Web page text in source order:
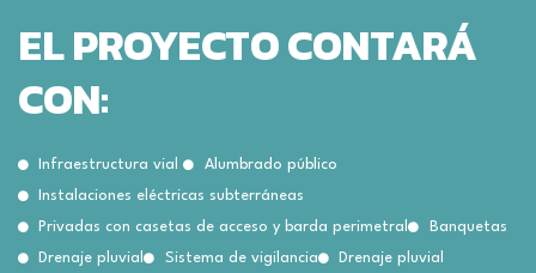
EL PROYECTO CONTARÁ
CON:
Infraestructura vial
Alumbrado público
Instalaciones eléctricas subterráneas
Privadas con casetas de acceso y barda perimetral
Banquetas
Drenaje pluvial
Sistema de vigilancia
Drenaje pluvial